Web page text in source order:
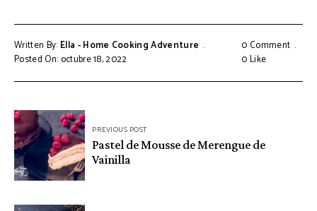
Written By: Ella - Home Cooking Adventure
Posted On: octubre 18, 2022
0 Comment
0Like
Navegación
de
entradas
PREVIOUS POST
Pastel de Mousse de Merengue de
Vainilla